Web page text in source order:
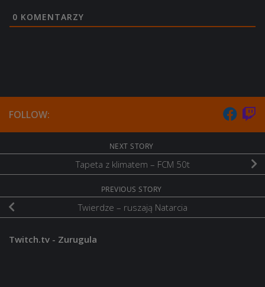
0 KOMENTARZY
FOLLOW:
NEXT STORY
Tapeta z klimatem – FCM 50t
PREVIOUS STORY
Twierdze – ruszają Natarcia
Twitch.tv - Zurugula